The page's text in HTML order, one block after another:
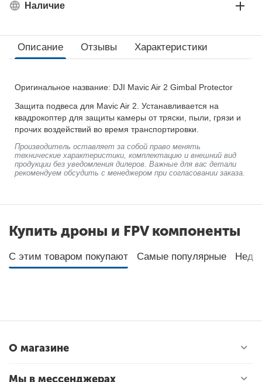
Наличие
Описание Отзывы Характеристики
Оригинальное название: DJI Mavic Air 2 Gimbal Protector
Защита подвеса для Mavic Air 2. Устанавливается на
квадрокоптер для защиты камеры от тряски, пыли, грязи и
прочих воздействий во время транспортировки.
Производитель оставляет за собой право менять
технические характеристики, комплектацию и внешний вид
продукции без уведомления дилеров. Важные для вас детали
рекомендуем обсудить с менеджером при согласовании заказа.
Купить дроны и FPV компоненты
С этим товаром покупают Самые популярные
О магазине
Мы в мессенджерах